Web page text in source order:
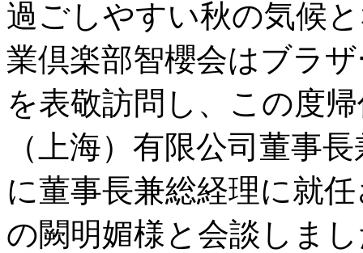
過ごしやすい秋の気候
業倶楽部智櫻会はブラ
を表敬訪問し、この度
（上海）有限公司董事
に董事長兼総経理に就
の闕明媚様と会談しま